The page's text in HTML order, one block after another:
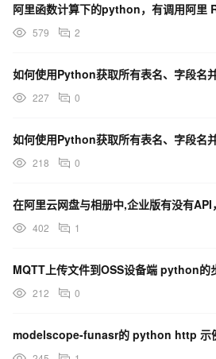
阿里函数计算下的python，有调用阿里
579 2
227 0
218 0
402 1
MQTT上传文件到OSS设备端 python的
212 0